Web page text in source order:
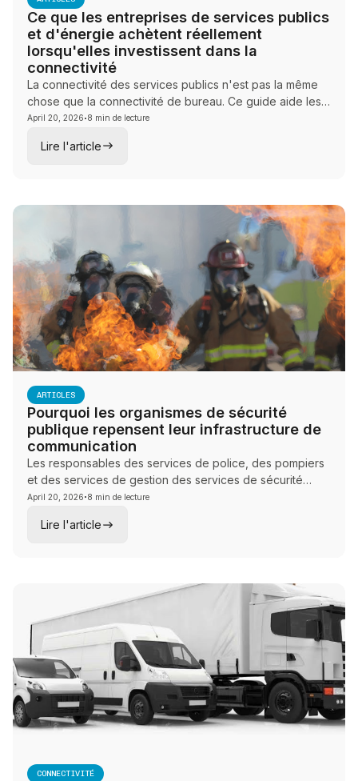
Ce que les entreprises de services publics
et d'énergie achètent réellement
lorsqu'elles investissent dans la
connectivité
La connectivité des services publics n'est pas la même
chose que la connectivité de bureau. Ce guide aide les
équipes de vente et de conseil à naviguer dans les
et les communications sur le terrain avec les exploitants
April 20, 2026·8 min de lecture
Lire l'article
ARTICLES
Pourquoi les organismes de sécurité
publique repensent leur infrastructure de
communication
Les responsables des services de police, des pompiers
et des services de gestion des services de sécurité
gèrent un écart croissant entre ce que leurs réseaux
l'infrastructure commerciale peut réellement offrir. Ce
la résilience de l'architecture, du basculement vérifié et
de la couverture multiporteuse.
April 20, 2026·8 min de lecture
Lire l'article
CONNECTIVITÉ